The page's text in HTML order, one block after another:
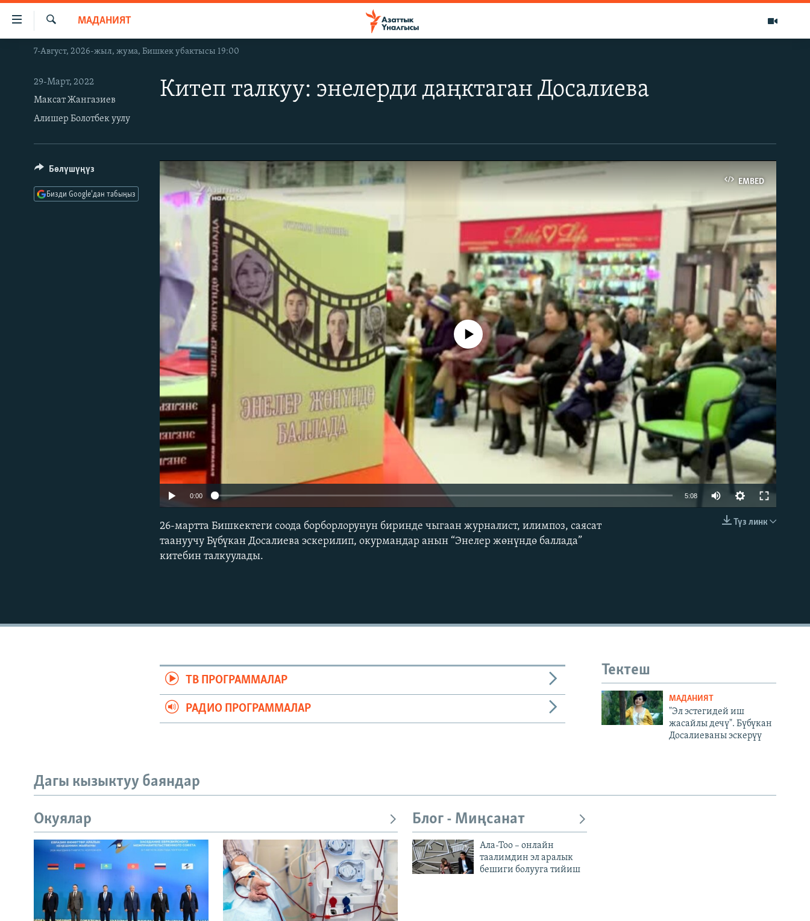
Линктер
Мазмунга
өтүңүз
Навигацияга
Издөөгө
салыңыз
ЖАҢЫЛЫКТАР
КЫРГЫЗСТАН
КЫРГЫЗСТАН
САЯСАТ
ЭКОНОМИКА
МАДАНИЯТ
ДҮЙНӨ
ДҮЙНӨ
БОРБОР АЗИЯ
УКРАИНА
АТАЙЫН ИЛИКТӨӨ
ТВ ПРОГРАММАЛАР
БҮГҮН АЗАТТЫКТА
ПОДКАСТ
Издөө
МАДАНИЯТ
7-Август, 2026-жыл, жума, Бишкек убактысы 19:00
Китеп талкуу: энелерди даңктаган Досалиева
29-Март, 2022
Максат Жангазиев
Алишер Болотбек уулу
EMBED
EMBED
Auto 240p 360p
720p 1080p
No media source currently available
0:00 5:08
240p
Түз линк
26-мартта Бишкектеги соода борборлорунун биринде чыгаан журналист, илимпоз, саясат
таануучу Бүбүкан Досалиева эскерилип, окурмандар анын “Энелер жөнүндө баллада”
китебин талкуулады.
Бөлүшүңүз
Бизди Google'дан табыңыз
Тектеш
МАДАНИЯТ
"Эл эстегидей иш
жасайлы дечү". Бүбүкан
Досалиеваны эскерүү
ТВ ПРОГРАММАЛАР
РАДИО ПРОГРАММАЛАР
Дагы кызыктуу баяндар
Окуялар Блог - Миңсанат
Ала-Тоо – онлайн
таалимдин эл аралык
бешиги болууга тийиш